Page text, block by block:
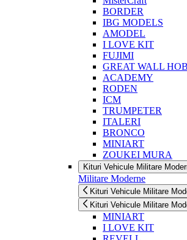
BORDER
IBG MODELS
AMODEL
I LOVE KIT
FUJIMI
GREAT WALL
ACADEMY
RODEN
ICM
TRUMPETER
ITALERI
BRONCO
MINIART
ZOUKEI MURA
Kituri Vehicule Militare
Militare Moderne
Kituri Vehicule Militare
Kituri Vehicule Militare
MINIART
I LOVE KIT